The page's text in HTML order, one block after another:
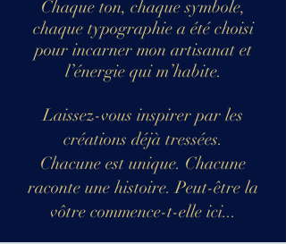
Chaque ton, chaque symbole,
chaque typographie a été choisi
pour incarner mon artisanat et
l’énergie qui m’habite.
Laissez-vous inspirer par les
créations déjà tressées.
Chacune est unique. Chacune
raconte une histoire. Peut-être la
vôtre commence-t-elle ici...